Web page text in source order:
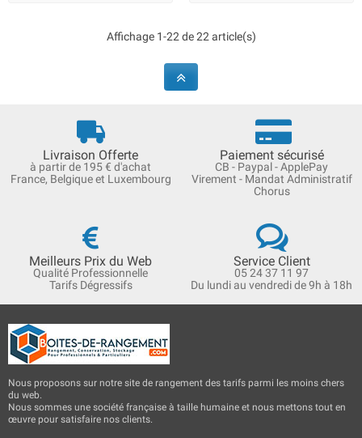
Affichage 1-22 de 22 article(s)
Livraison Offerte
à partir de 195 € d'achat
France, Belgique et Luxembourg
Paiement sécurisé
CB - Paypal - ApplePay
Virement - Mandat Administratif
Chorus
Meilleurs Prix du Web
Qualité Professionnelle
Tarifs Dégressifs
Service Client
05 24 37 11 97
Du lundi au vendredi de 9h à 18h
Nous proposons sur notre site de rangement des tarifs parmi les moins chers
du web.
Nous sommes une société française à taille humaine et nous mettons tout en
œuvre pour satisfaire nos clients.